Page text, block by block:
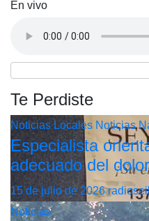
En vivo
Te Perdiste
Noticias Locales Noticias
Especialista
adecuado del dolor
15 de julio de 2026
Noticias